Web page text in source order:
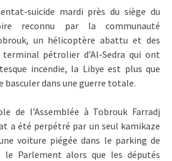
suicide mardi près du siège du
reconnu par la communauté
un hélicoptère abattu et des
pétrolier d’Al-Sedra qui ont
incendie, la Libye est plus que
basculer dans une guerre totale.
de l’Assemblée à Tobrouk Farradj
a été perpétré par un seul kamikaze
voiture piégée dans le parking de
le Parlement alors que les députés